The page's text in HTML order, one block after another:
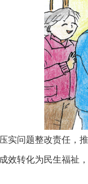
实问题整改责任，
效转化为民生福祉